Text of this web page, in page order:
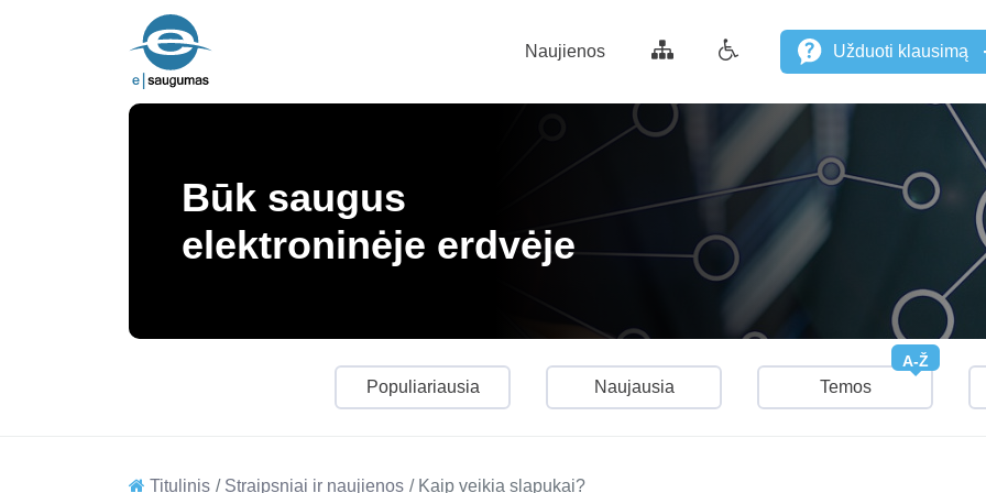
Naujienos Užduoti klausimą
Būk saugus
elektroninėje erdvėje
Populiariausia Naujausia Temos
A-Ž
Titulinis Straipsniai ir naujienos Kaip veikia slapukai?